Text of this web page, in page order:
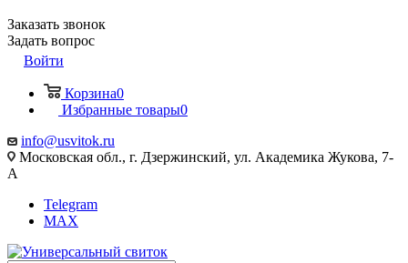
Заказать звонок
Задать вопрос
Войти
Корзина0
Избранные товары0
info@usvitok.ru
Московская обл., г. Дзержинский, ул. Академика Жукова, 7-
А
Telegram
MAX